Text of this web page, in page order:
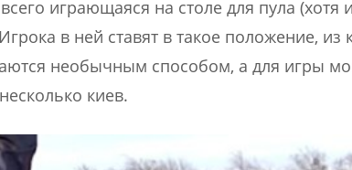
играющаяся на столе для пула (хотя
в ней ставят в такое положение, из
необычным способом, а для игры
киев.